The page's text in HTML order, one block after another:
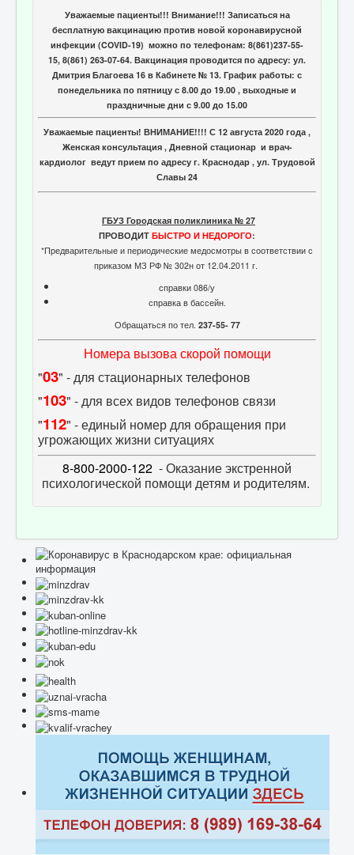
Уважаемые пациенты!!! Внимание!!! Записаться на
бесплатную вакцинацию против новой коронавирусной
инфекции (COVID-19) можно по телефонам: 8(861)237-55-
15, 8(861) 263-07-64. Вакцинация проводится по адресу: ул.
Дмитрия Благоева 16 в Кабинете № 13. График работы: с
понедельника по пятницу с 8.00 до 19.00 , выходные и
праздничные дни с 9.00 до 15.00
Уважаемые пациенты! ВНИМАНИЕ!!!! С 12 августа 2020 года ,
Женская консультация , Дневной стационар и врач-
кардиолог ведут прием по адресу г. Краснодар , ул. Трудовой
Славы 24
ГБУЗ Городская поликлиника № 27
ПРОВОДИТ БЫСТРО И НЕДОРОГО:
*Предварительные и периодические медосмотры в соответствии с
приказом МЗ РФ № 302н от 12.04.2011 г.
справки 086/у
справка в бассейн.
Обращаться по тел. 237-55- 77
Номера вызова скорой помощи
"03" - для стационарных телефонов
"103" - для всех видов телефонов связи
"112" - единый номер для обращения при
угрожающих жизни ситуациях
8-800-2000-122 - Оказание экстренной
психологической помощи детям и родителям.